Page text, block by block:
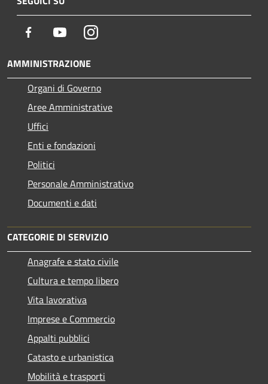
Facebook YoutubeInstagram
AMMINISTRAZIONE
Organi di Governo
Aree Amministrative
Uffici
Enti e fondazioni
Politici
Personale Amministrativo
Documenti e dati
CATEGORIE DI SERVIZIO
Anagrafe e stato civile
Cultura e tempo libero
Vita lavorativa
Imprese e Commercio
Appalti pubblici
Catasto e urbanistica
Mobilità e trasporti